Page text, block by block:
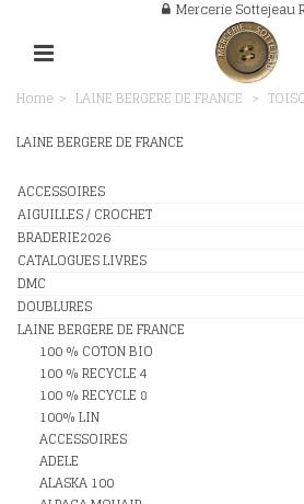
Mercerie Sottejeau
Home > LAINE BERGERE DE FRANCE >
LAINE BERGERE DE FRANCE
ACCESSOIRES
AIGUILLES / CROCHET
BRADERIE2026
CATALOGUES LIVRES
DMC
DOUBLURES
LAINE BERGERE DE FRANCE
100 % COTON BIO
100 % RECYCLE 4
100 % RECYCLE 8
100% LIN
ACCESSOIRES
ADELE
ALASKA 100